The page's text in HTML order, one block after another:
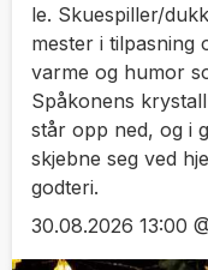
le. Skuespiller/
mester i tilpasning
varme og humor
Spåkonens
står opp ned, og i
skjebne seg ved
godteri.
30.08.2026 13:00